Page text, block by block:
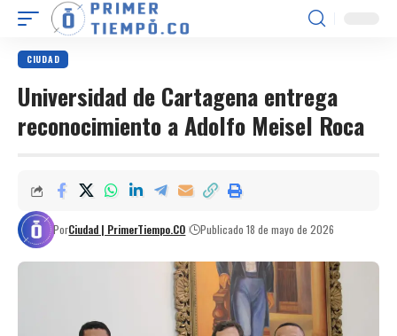
CIUDAD
Universidad de Cartagena entrega
reconocimiento a Adolfo Meisel Roca
PorCiudad | PrimerTiempo.CO Publicado 18 de mayo de 2026